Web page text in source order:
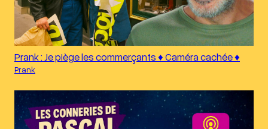
Prank : Je piège les commerçants ♦︎ Caméra cachée ♦︎
Prank